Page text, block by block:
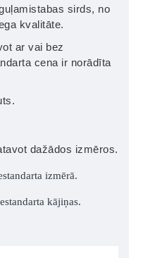
sirds, no
kvalitāte.
ar vai bez
cena ir norādīta
dažādos izmēros.
izmērā.
kājiņas.